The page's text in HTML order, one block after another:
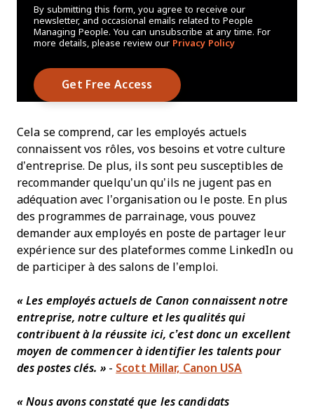
By submitting this form, you agree to receive our
newsletter, and occasional emails related to People
Managing People. You can unsubscribe at any time. For
more details, please review our Privacy Policy
Cela se comprend, car les employés actuels
connaissent vos rôles, vos besoins et votre culture
d’entreprise. De plus, ils sont peu susceptibles de
recommander quelqu’un qu’ils ne jugent pas en
adéquation avec l’organisation ou le poste. En plus
des programmes de parrainage, vous pouvez
demander aux employés en poste de partager leur
expérience sur des plateformes comme LinkedIn ou
de participer à des salons de l’emploi.
« Les employés actuels de Canon connaissent notre
entreprise, notre culture et les qualités qui
contribuent à la réussite ici, c’est donc un excellent
moyen de commencer à identifier les talents pour
des postes clés. »- Scott Millar, Canon USA
« Nous avons constaté que les candidats